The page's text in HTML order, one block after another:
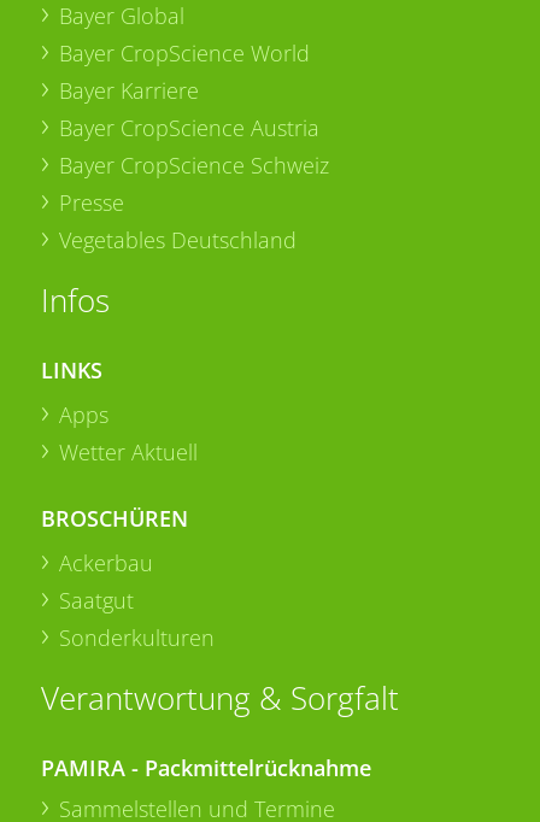
Bayer Global
Bayer CropScience World
Bayer Karriere
Bayer CropScience Austria
Bayer CropScience Schweiz
Presse
Vegetables Deutschland
Infos
LINKS
Apps
Wetter Aktuell
BROSCHÜREN
Ackerbau
Saatgut
Sonderkulturen
Verantwortung & Sorgfalt
PAMIRA - Packmittelrücknahme
Sammelstellen und Termine